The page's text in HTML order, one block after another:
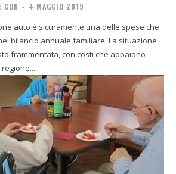
CDN - 4 MAGGIO 2019
auto è sicuramente una delle spese che
bilancio annuale familiare. La situazione
frammentata, con costi che appaiono